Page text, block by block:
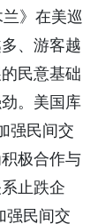
》在美巡
、游客越
民意基础
。美国库
强民间交
极合作与
止跌企
强民间交